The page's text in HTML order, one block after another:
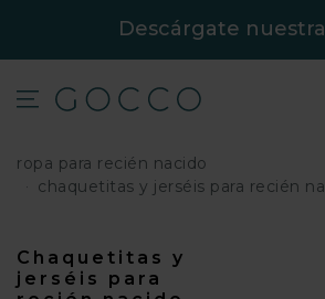
Descárgate
ropa para recién nacido
chaquetitas y jerséis para recién
Chaquetitas y
jerséis para